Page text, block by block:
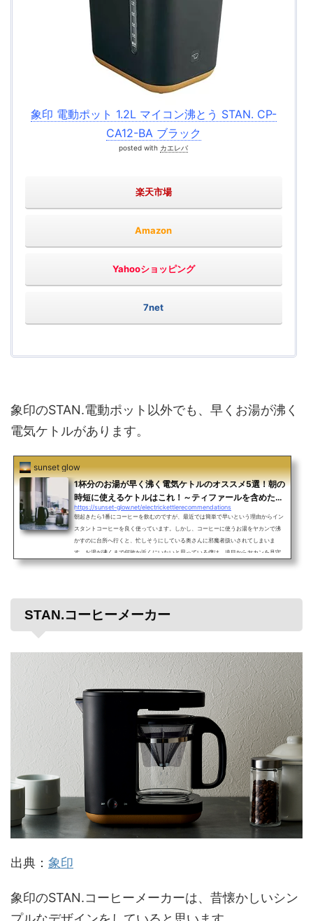
象印 電動ポット 1.2L マイコン沸とう STAN. CP-
CA12-BA ブラック
posted with カエレバ
楽天市場
Amazon
Yahooショッピング
7net
象印のSTAN.電動ポット以外でも、早くお湯が沸く
電気ケトルがあります。
sunset glow
1杯分のお湯が早く沸く電気ケトルのオススメ5選！朝の
時短に使えるケトルはこれ！～ティファールを含めた1
万円以内の安い電気ケトル～
https://sunset-glow.net/electrickettlerecommendations
朝起きたら1番にコーヒーを飲むのですが、最近では簡単で早いという理由からイン
スタントコーヒーを良く使っています。しかし、コーヒーに使うお湯をヤカンで沸
かすのに台所へ行くと、忙しそうにしている奥さんに邪魔者扱いされてしまいま
す。お湯が沸くまで何故か近くにいたいと思っている僕は、遠目からヤカンを見守
るしかありません。それでも視線を感じるのか、嫌そうな顔をしている奥さんに笑
STAN.コーヒーメーカー
出典： 象印
象印のSTAN.コーヒーメーカーは、昔懐かしいシン